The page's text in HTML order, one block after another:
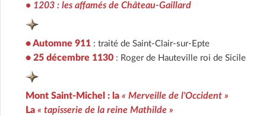
• 1203 : les affamés de Château-Gaillard
• Automne 911 : traité de Saint-Clair-sur-Epte
• 25 décembre 1130 : Roger de Hauteville roi de Sicile
Mont Saint-Michel : la « Merveille de l'Occident »
La « tapisserie de la reine Mathilde »